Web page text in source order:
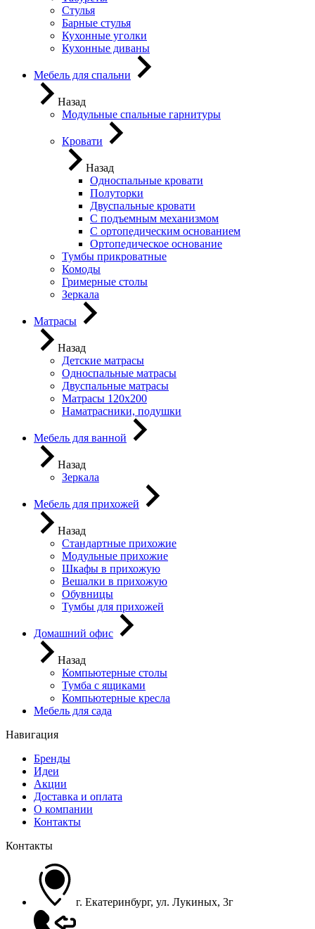
Стулья
Барные стулья
Кухонные уголки
Кухонные диваны
Мебель для спальни
Назад
Модульные спальные гарнитуры
Кровати
Назад
Односпальные кровати
Полуторки
Двуспальные кровати
С подъемным механизмом
С ортопедическим основанием
Ортопедическое основание
Тумбы прикроватные
Комоды
Гримерные столы
Зеркала
Матрасы
Назад
Детские матрасы
Односпальные матрасы
Двуспальные матрасы
Матрасы 120х200
Наматрасники, подушки
Мебель для ванной
Назад
Зеркала
Мебель для прихожей
Назад
Стандартные прихожие
Модульные прихожие
Шкафы в прихожую
Вешалки в прихожую
Обувницы
Тумбы для прихожей
Домашний офис
Назад
Компьютерные столы
Тумба с ящиками
Компьютерные кресла
Мебель для сада
Навигация
Бренды
Идеи
Акции
Доставка и оплата
О компании
Контакты
Контакты
г. Екатеринбург, ул. Лукиных, 3г